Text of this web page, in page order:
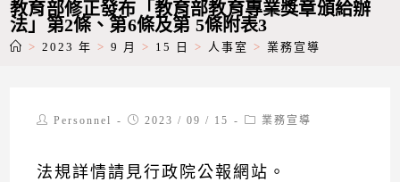
教育部修正發布「教育部教育專業獎章頒給辦
法」第2條、第6條及第 5條附表3
> 2023 年 > 9 月 > 15 日 > 人事室 > 業務宣導
PostPersonnel
Post2023 / 09 / 15
Post業務宣導
法規詳情請見行政院公報網站 。